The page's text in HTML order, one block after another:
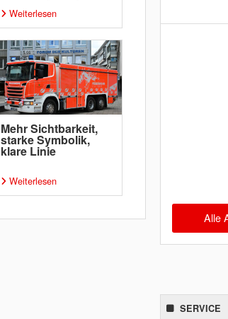
Weiterlesen
Mehr Sichtbarkeit,
starke Symbolik,
klare Linie
Weiterlesen
Alle
SERVICE